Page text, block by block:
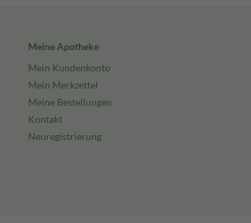
Meine Apotheke
Mein Kundenkonto
Mein Merkzettel
Meine Bestellungen
Kontakt
Neuregistrierung